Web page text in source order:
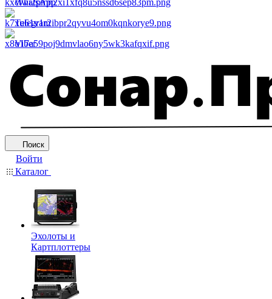
WhatsApp
Telegram
Viber
Поиск
Войти
Каталог
Эхолоты и
Картплоттеры